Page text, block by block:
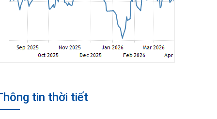
tin thời tiết